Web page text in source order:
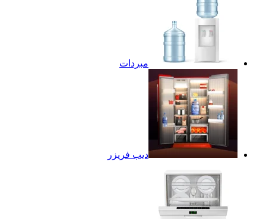
مبردات
ديب فريزر